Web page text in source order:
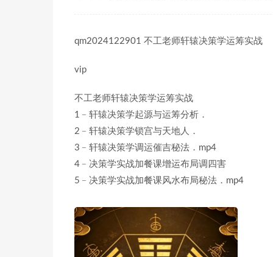
qm2024122901 不工老师轩辕决策学运筹实战
vip
不工老师轩辕决策学运筹实战
1﹣轩辕决策学起源与运筹分析．
2﹣轩辕决策学锁宫与天地人．
3﹣轩辕决策学调运催吉秘法．mp4
4﹣决策学实战加餐课增运布局调四害
5﹣决策学实战加餐课风水布局秘法．mp4